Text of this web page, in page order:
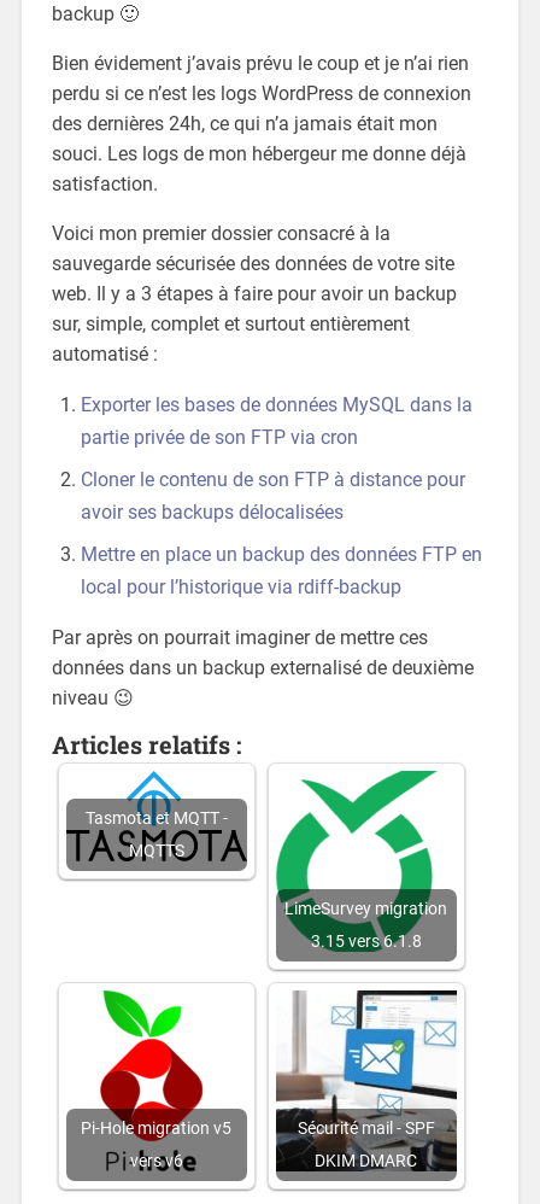
backup 🙂
Bien évidement j’avais prévu le coup et je n’ai rien
perdu si ce n’est les logs WordPress de connexion
des dernières 24h, ce qui n’a jamais était mon
souci. Les logs de mon hébergeur me donne déjà
satisfaction.
Voici mon premier dossier consacré à la
sauvegarde sécurisée des données de votre site
web. Il y a 3 étapes à faire pour avoir un backup
sur, simple, complet et surtout entièrement
automatisé :
Exporter les bases de données MySQL dans la
partie privée de son FTP via cron
Cloner le contenu de son FTP à distance pour
avoir ses backups délocalisées
Mettre en place un backup des données FTP en
local pour l’historique via rdiff-backup
Par après on pourrait imaginer de mettre ces
données dans un backup externalisé de deuxième
niveau 😉
Articles relatifs :
Tasmota et MQTT -
MQTTS
LimeSurvey migration
3.15 vers 6.1.8
Pi-Hole migration v5
vers v6
Sécurité mail - SPF
DKIM DMARC